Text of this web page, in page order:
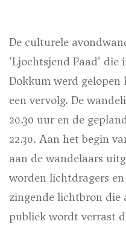
De culturele
‘Ljochtsjend Paad‘
Dokkum werd
een vervolg. De
20.30 uur en de
22.30. Aan het begin
aan de wandelaars
worden lichtdragers
zingende lichtbron
publiek wordt verrast